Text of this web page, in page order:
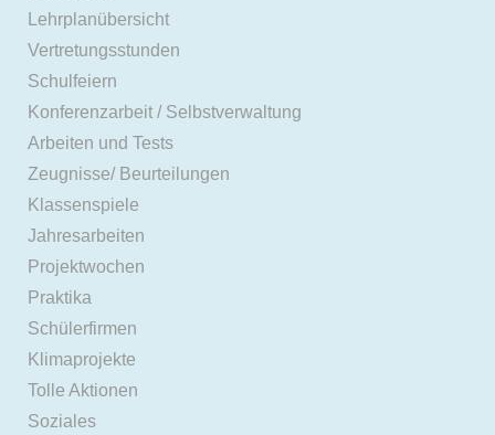
Lehrplanübersicht
Vertretungsstunden
Schulfeiern
Konferenzarbeit / Selbstverwaltung
Arbeiten und Tests
Zeugnisse/ Beurteilungen
Klassenspiele
Jahresarbeiten
Projektwochen
Praktika
Schülerfirmen
Klimaprojekte
Tolle Aktionen
Soziales